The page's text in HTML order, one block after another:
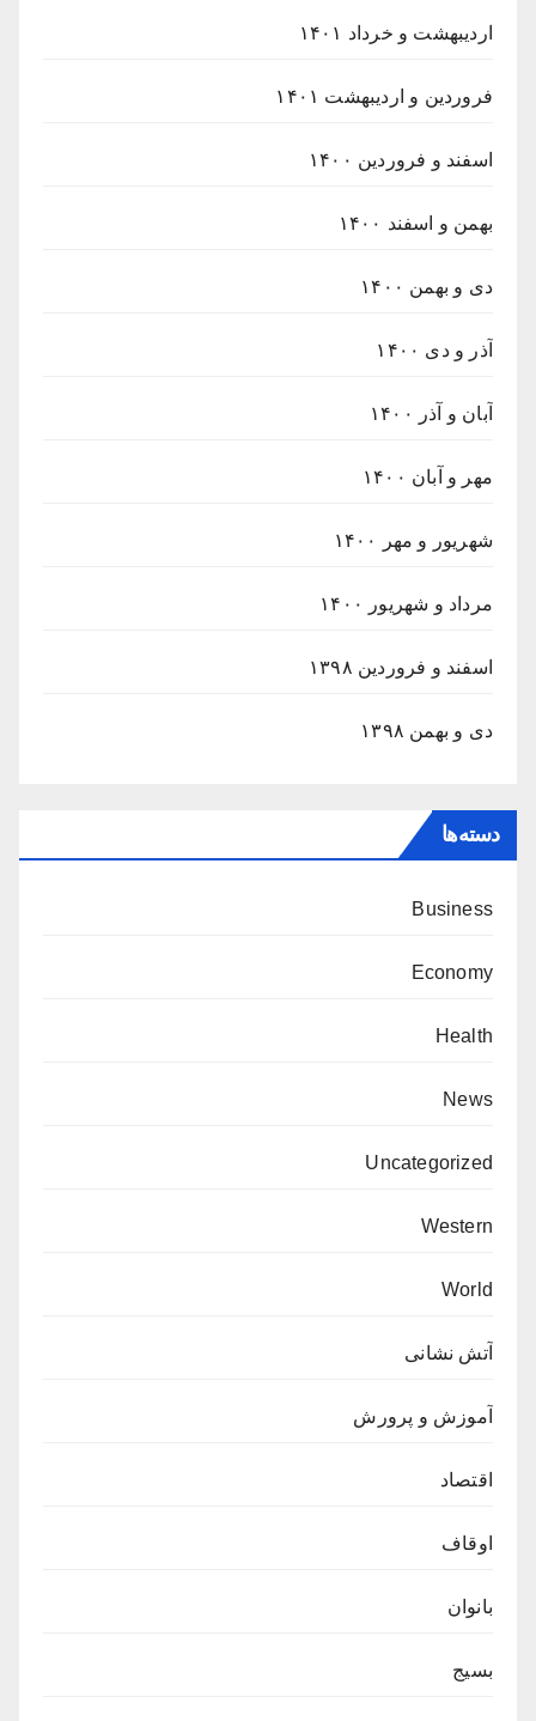
اردیبهشت و خرداد ۱۴۰۱
فروردین و اردیبهشت ۱۴۰۱
اسفند و فروردین ۱۴۰۰
بهمن و اسفند ۱۴۰۰
دی و بهمن ۱۴۰۰
آذر و دی ۱۴۰۰
آبان و آذر ۱۴۰۰
مهر و آبان ۱۴۰۰
شهریور و مهر ۱۴۰۰
مرداد و شهریور ۱۴۰۰
اسفند و فروردین ۱۳۹۸
دی و بهمن ۱۳۹۸
دسته‌ها
Business
Economy
Health
News
Uncategorized
Western
World
آتش نشانی
آموزش و پرورش
اقتصاد
اوقاف
بانوان
بسیج